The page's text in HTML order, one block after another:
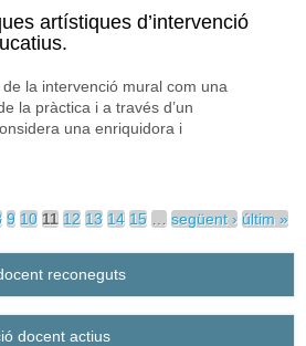
social a través de l’art
artístiques d’intervenció
la intervenció mural com una
la pràctica i a través d’un
una enriquidora i
educatius.
9 10 11 12 13 14 15 següent › últim »
reconeguts
docent actius